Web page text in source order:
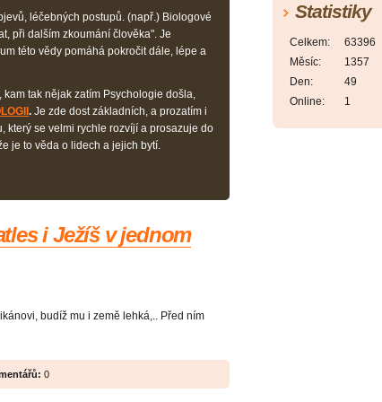
léčebných postupů. (např.) Biologové
při dalším zkoumání člověka". Je
této vědy pomáhá pokročit dále, lépe a
kam tak nějak zatím Psychologie došla,
. Je zde dost základních, a prozatím i
který se velmi rychle rozvíjí a prosazuje do
je to věda o lidech a jejich bytí.
i Ježíš v jednom
budíž mu i země lehká,.. Před ním
0
Statistiky
Online: 1
Celkem:
63396
Měsíc:
1357
Den:
49